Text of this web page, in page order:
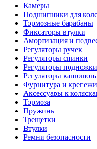
Камеры
Подшипники для
Тормозные барабаны
Фиксаторы втулки
Амортизация и
Регуляторы ручек
Регуляторы спинки
Регуляторы подножки
Регуляторы капюшона
Фурнитура и крепежи
Аксессуары к
Тормоза
Пружины
Трещетки
Втулки
Ремни безопасности